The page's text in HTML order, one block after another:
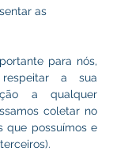
as
para nós,
a sua
a qualquer
coletar no
que possuímos e